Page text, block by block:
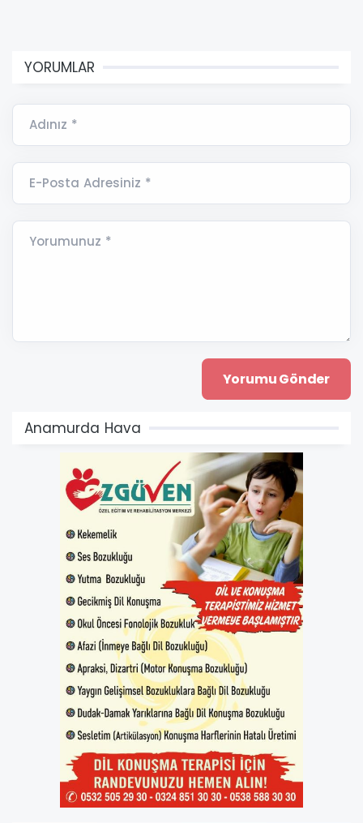
YORUMLAR
Adınız *
E-Posta Adresiniz *
Yorumunuz *
Anamurda Hava